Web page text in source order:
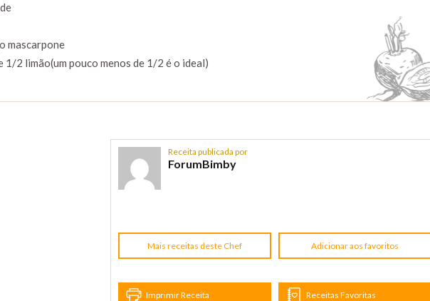
mascarpone
1/2 limão(um pouco menos de 1/2 é o ideal)
Receita publicada por
ForumBimby
Mais receitas deste Chef Adicionar aos favoritos
Imprimir Receita Receitas Favoritas